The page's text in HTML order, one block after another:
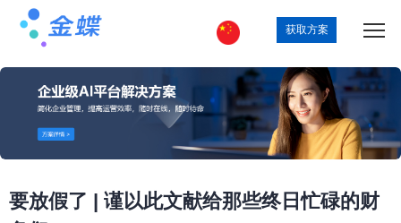
获取方案
要放假了 | 谨以此文献给那些终日忙碌的财